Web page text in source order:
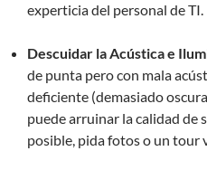
experticia del personal de TI.
Descuidar la Acústica e
de punta pero con mala
deficiente (demasiado
puede arruinar la calidad de
posible, pida fotos o un tour